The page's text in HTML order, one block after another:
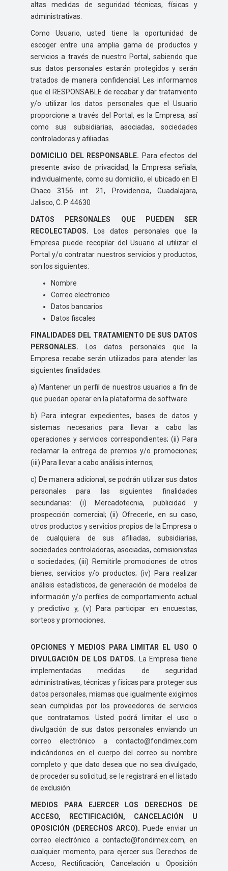
altas medidas de seguridad técnicas, físicas y
administrativas.
Como Usuario, usted tiene la oportunidad de
escoger entre una amplia gama de productos y
servicios a través de nuestro Portal, sabiendo que
sus datos personales estarán protegidos y serán
tratados de manera confidencial. Les informamos
que el RESPONSABLE de recabar y dar tratamiento
y/o utilizar los datos personales que el Usuario
proporcione a través del Portal, es la Empresa, así
como sus subsidiarias, asociadas, sociedades
controladoras y afiliadas.
DOMICILIO DEL RESPONSABLE. Para efectos del
presente aviso de privacidad, la Empresa señala,
individualmente, como su domicilio, el ubicado en El
Chaco 3156 int. 21, Providencia, Guadalajara,
Jalisco, C. P. 44630
DATOS PERSONALES QUE PUEDEN SER
RECOLECTADOS. Los datos personales que la
Empresa puede recopilar del Usuario al utilizar el
Portal y/o contratar nuestros servicios y productos,
son los siguientes:
Nombre
Correo electronico
Datos bancarios
Datos fiscales
FINALIDADES DEL TRATAMIENTO DE SUS DATOS
PERSONALES. Los datos personales que la
Empresa recabe serán utilizados para atender las
siguientes finalidades:
a) Mantener un perfil de nuestros usuarios a fin de
que puedan operar en la plataforma de software.
b) Para integrar expedientes, bases de datos y
sistemas necesarios para llevar a cabo las
operaciones y servicios correspondientes; (ii) Para
reclamar la entrega de premios y/o promociones;
(iii) Para llevar a cabo análisis internos;
c) De manera adicional, se podrán utilizar sus datos
personales para las siguientes finalidades
secundarias: (i) Mercadotecnia, publicidad y
prospección comercial; (ii) Ofrecerle, en su caso,
otros productos y servicios propios de la Empresa o
de cualquiera de sus afiliadas, subsidiarias,
sociedades controladoras, asociadas, comisionistas
o sociedades; (iii) Remitirle promociones de otros
bienes, servicios y/o productos; (iv) Para realizar
análisis estadísticos, de generación de modelos de
información y/o perfiles de comportamiento actual
y predictivo y, (v) Para participar en encuestas,
sorteos y promociones.
OPCIONES Y MEDIOS PARA LIMITAR EL USO O
DIVULGACIÓN DE LOS DATOS. La Empresa tiene
implementadas medidas de seguridad
administrativas, técnicas y físicas para proteger sus
datos personales, mismas que igualmente exigimos
sean cumplidas por los proveedores de servicios
que contratamos. Usted podrá limitar el uso o
divulgación de sus datos personales enviando un
correo electrónico a contacto@fondimex.com
indicándonos en el cuerpo del correo su nombre
completo y que dato desea que no sea divulgado,
de proceder su solicitud, se le registrará en el listado
de exclusión.
MEDIOS PARA EJERCER LOS DERECHOS DE
ACCESO, RECTIFICACIÓN, CANCELACIÓN U
OPOSICIÓN (DERECHOS ARCO). Puede enviar un
correo electrónico a contacto@fondimex.com, en
cualquier momento, para ejercer sus Derechos de
Acceso, Rectificación, Cancelación u Oposición